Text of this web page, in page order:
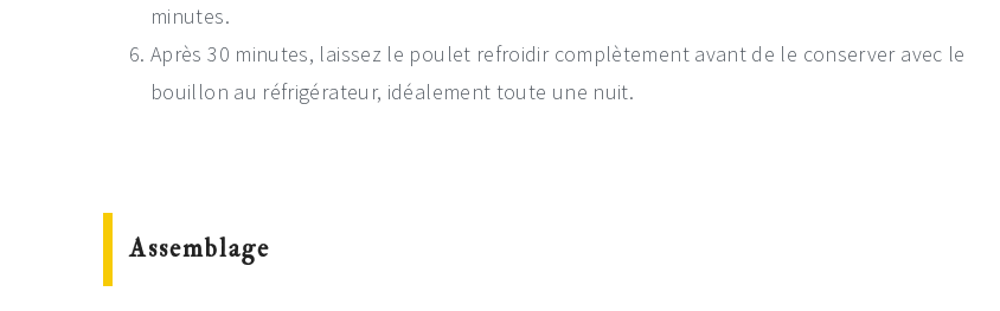
minutes.
Après 30 minutes, laissez le poulet refroidir complètement avant de le conserver avec le
bouillon au réfrigérateur, idéalement toute une nuit.
Assemblage